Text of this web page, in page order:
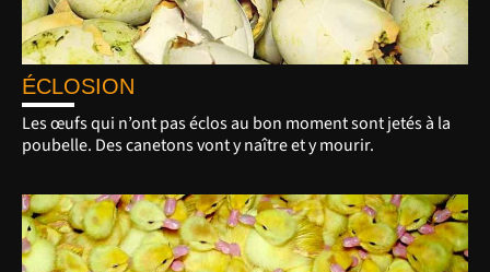
ÉCLOSION
Les œufs qui n’ont pas éclos au bon moment sont jetés à la
poubelle. Des canetons vont y naître et y mourir.